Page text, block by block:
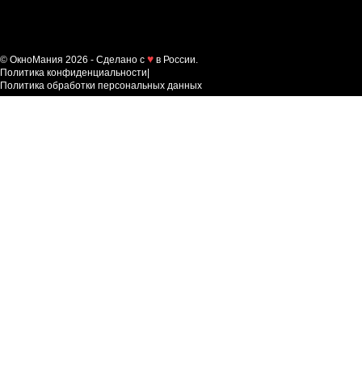
© ОкноМания 2026 - Сделано с
в России.
Политика конфиденциальности
Политика обработки персональных данных